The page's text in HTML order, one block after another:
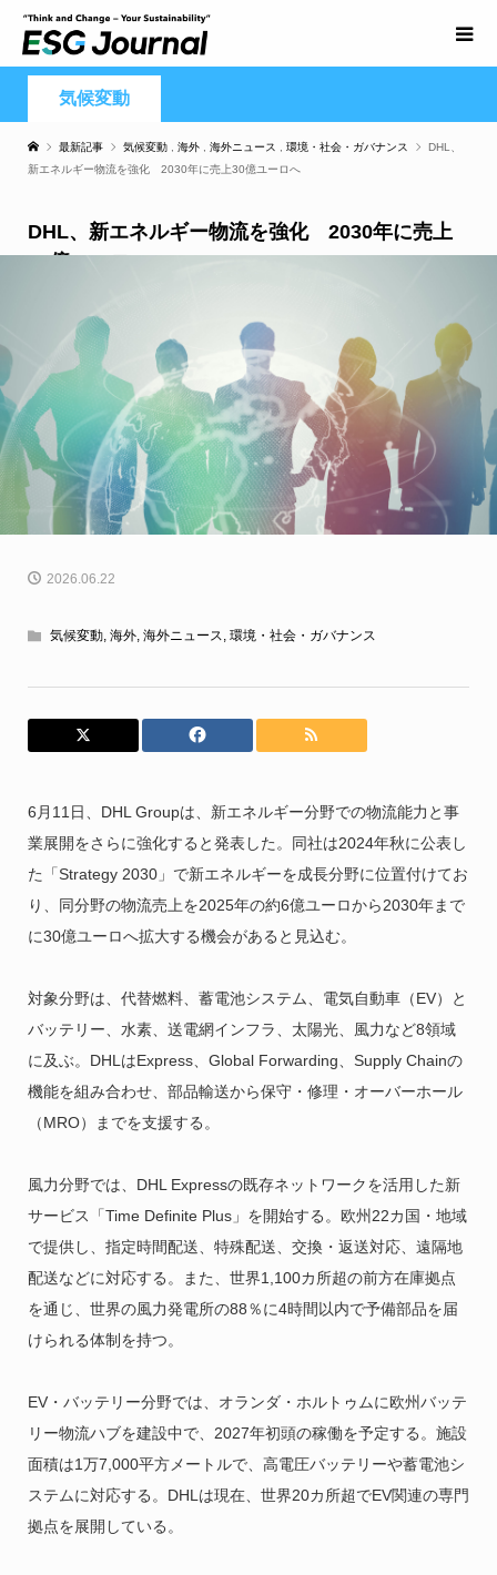
気候変動
最新記事 気候変動 海外 海外ニュース 環境・社会・ガバナンス
DHL、
新エネルギー物流を強化 2030年に売上30億ユーロへ
DHL、新エネルギー物流を強化 2030年に売上
30億ユーロへ
2026.06.22
気候変動, 海外, 海外ニュース, 環境・社会・ガバナンス
6月11日、DHL Groupは、新エネルギー分野での物流能力と事
業展開をさらに強化すると発表した。同社は2024年秋に公表し
た「Strategy 2030」で新エネルギーを成長分野に位置付けてお
り、同分野の物流売上を2025年の約6億ユーロから2030年まで
に30億ユーロへ拡大する機会があると見込む。
対象分野は、代替燃料、蓄電池システム、電気自動車（EV）と
バッテリー、水素、送電網インフラ、太陽光、風力など8領域
に及ぶ。DHLはExpress、Global Forwarding、Supply Chainの
機能を組み合わせ、部品輸送から保守・修理・オーバーホール
（MRO）までを支援する。
風力分野では、DHL Expressの既存ネットワークを活用した新
サービス「Time Definite Plus」を開始する。欧州22カ国・地域
で提供し、指定時間配送、特殊配送、交換・返送対応、遠隔地
配送などに対応する。また、世界1,100カ所超の前方在庫拠点
を通じ、世界の風力発電所の88％に4時間以内で予備部品を届
けられる体制を持つ。
EV・バッテリー分野では、オランダ・ホルトゥムに欧州バッテ
リー物流ハブを建設中で、2027年初頭の稼働を予定する。施設
面積は1万7,000平方メートルで、高電圧バッテリーや蓄電池シ
ステムに対応する。DHLは現在、世界20カ所超でEV関連の専門
拠点を展開している。